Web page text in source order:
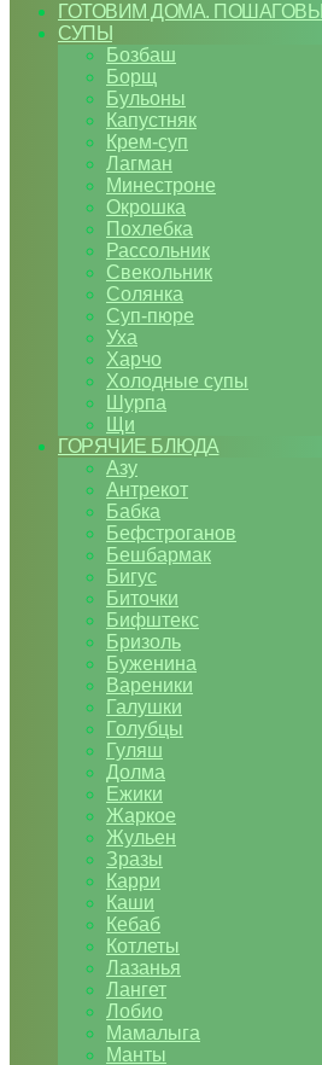
ГОТОВИМ ДОМА.
СУПЫ
Бозбаш
Борщ
Бульоны
Капустняк
Крем-суп
Лагман
Минестроне
Окрошка
Похлебка
Рассольник
Свекольник
Солянка
Суп-пюре
Уха
Харчо
Холодные супы
Шурпа
Щи
ГОРЯЧИЕ БЛЮДА
Азу
Антрекот
Бабка
Бефстроганов
Бешбармак
Бигус
Биточки
Бифштекс
Бризоль
Буженина
Вареники
Галушки
Голубцы
Гуляш
Долма
Ежики
Жаркое
Жульен
Зразы
Карри
Каши
Кебаб
Котлеты
Лазанья
Лангет
Лобио
Мамалыга
Манты